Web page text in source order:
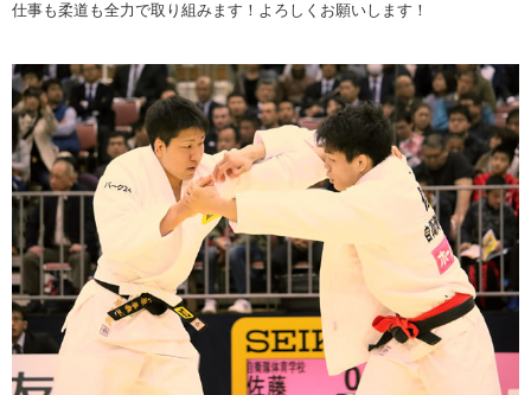
仕事も柔道も全力で取り組みます！よろしくお願いします！